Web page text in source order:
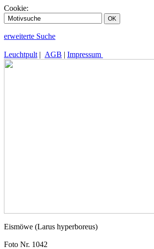
Cookie:
erweiterte Suche
Leuchtpult | AGB | Impressum
Eismöwe (Larus hyperboreus)
Foto Nr. 1042